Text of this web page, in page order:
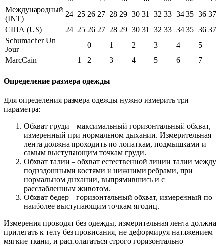
Международный
(INT)
24 25 26 27 28 29 30 31 32 33 34 35 36 37
США (US)
24 25 26 27 28 29 30 31 32 33 34 35 36 37
Schumacher Un
Jour
0 1 2 3 4
5
MarcCain
1 2 3 4 5 6 7
Определение размера одежды
Для определения размера одежды нужно измерить три
параметра:
Обхват груди – максимальный горизонтальный обхват,
измеренный при нормальном дыхании. Измерительная
лента должна проходить по лопаткам, подмышками и
самым выступающим точкам груди.
Обхват талии – обхват естественной линии талии между
подвздошными костями и нижними ребрами, при
нормальном дыхании, выпрямившись и с
расслабленным животом.
Обхват бедер – горизонтальный обхват, измеренный по
наиболее выступающим точкам ягодиц.
Измерения проводят без одежды, измерительная лента должна
прилегать к телу без провисания, не деформируя натяжением
мягкие ткани, и располагаться строго горизонтально.